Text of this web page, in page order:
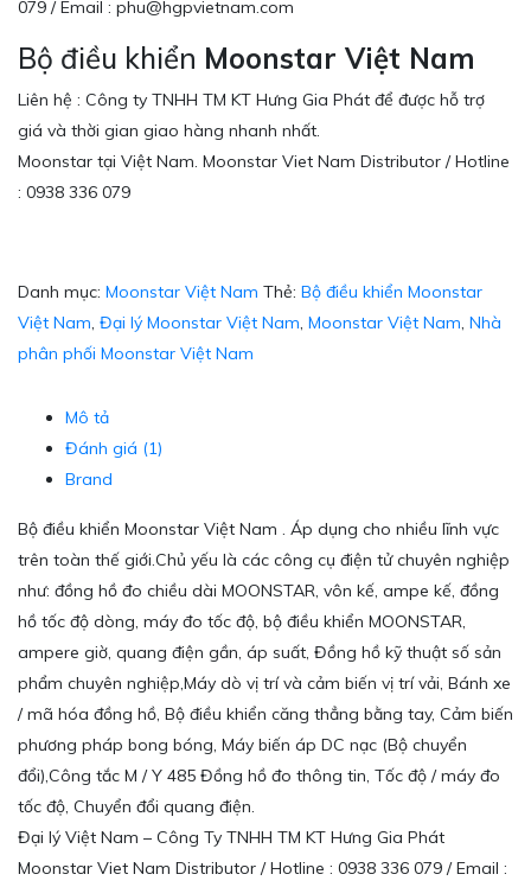
079 / Email : phu@hgpvietnam.com
Bộ điều khiển Moonstar Việt Nam
Liên hệ : Công ty TNHH TM KT Hưng Gia Phát để được hỗ trợ
giá và thời gian giao hàng nhanh nhất.
Moonstar tại Việt Nam. Moonstar Viet Nam Distributor / Hotline
: 0938 336 079
Danh mục: Moonstar Việt Nam Thẻ: Bộ điều khiển Moonstar
Việt Nam, Đại lý Moonstar Việt Nam, Moonstar Việt Nam, Nhà
phân phối Moonstar Việt Nam
Mô tả
Đánh giá (1)
Brand
Bộ điều khiển Moonstar Việt Nam . Áp dụng cho nhiều lĩnh vực
trên toàn thế giới.Chủ yếu là các công cụ điện tử chuyên nghiệp
như: đồng hồ đo chiều dài MOONSTAR, vôn kế, ampe kế, đồng
hồ tốc độ dòng, máy đo tốc độ, bộ điều khiển MOONSTAR,
ampere giờ, quang điện gần, áp suất, Đồng hồ kỹ thuật số sản
phẩm chuyên nghiệp,Máy dò vị trí và cảm biến vị trí vải, Bánh xe
/ mã hóa đồng hồ, Bộ điều khiển căng thẳng bằng tay, Cảm biến
phương pháp bong bóng, Máy biến áp DC nạc (Bộ chuyển
đổi),Công tắc M / Y 485 Đồng hồ đo thông tin, Tốc độ / máy đo
tốc độ, Chuyển đổi quang điện.
Đại lý Việt Nam – Công Ty TNHH TM KT Hưng Gia Phát
Moonstar Viet Nam Distributor / Hotline : 0938 336 079 / Email :